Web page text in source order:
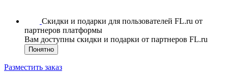
Скидки и подарки для пользователей FL.ru от
партнеров платформы
Вам доступны скидки и подарки от партнеров FL.ru
Понятно
Разместить заказ